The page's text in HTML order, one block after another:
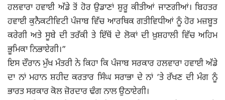
ਹਲਵਾਰਾ ਹਵਾਈ ਅੱਡੇ ਤੋਂ ਹੋਰ ਉਡਾਣਾਂ ਸ਼਼ੁਰੂ ਕੀਤੀਆਂ ਜਾਣਗੀਆਂ। ਬਿਹਤਰ
ਹਵਾਈ ਕੁਨੈਕਟੀਵਿਟੀ ਪੰਜਾਬ ਵਿੱਚ ਆਰਥਿਕ ਗਤੀਵਿਧੀਆਂ ਨੂੰ ਹੋਰ ਮਜ਼ਬੂਤ
ਕਰੇਗੀ ਅਤੇ ਸੂਬੇ ਦੀ ਤਰੱਕੀ ਤੇ ਇੱਥੋਂ ਦੇ ਲੋਕਾਂ ਦੀ ਖ਼ੁਸ਼ਹਾਲੀ ਵਿੱਚ ਅਹਿਮ
ਭੂਮਿਕਾ ਨਿਭਾਏਗੀ।”
ਇਸ ਦੌਰਾਨ ਮੁੱਖ ਮੰਤਰੀ ਨੇ ਕਿਹਾ ਕਿ ਪੰਜਾਬ ਸਰਕਾਰ ਹਲਵਾਰਾ ਹਵਾਈ ਅੱਡੇ
ਦਾ ਨਾਂ ਮਹਾਨ ਸ਼ਹੀਦ ਕਰਤਾਰ ਸਿੰਘ ਸਰਾਭਾ ਦੇ ਨਾਂ ’ਤੇ ਰੱਖਣ ਦੀ ਮੰਗ ਨੂੰ
ਭਾਰਤ ਸਰਕਾਰ ਕੋਲ ਜ਼ੋਰਦਾਰ ਢੰਗ ਨਾਲ ਉਠਾਏਗੀ।